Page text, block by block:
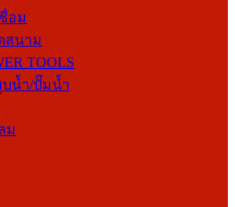
อม
สนาม
TOOLS
บน้ำ/ปั๊มน้ำ
ม